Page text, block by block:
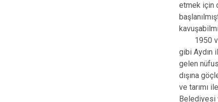
etmek için
1950 ve
gibi Aydın
gelen
dışına
ve tarımı
Belediyesi